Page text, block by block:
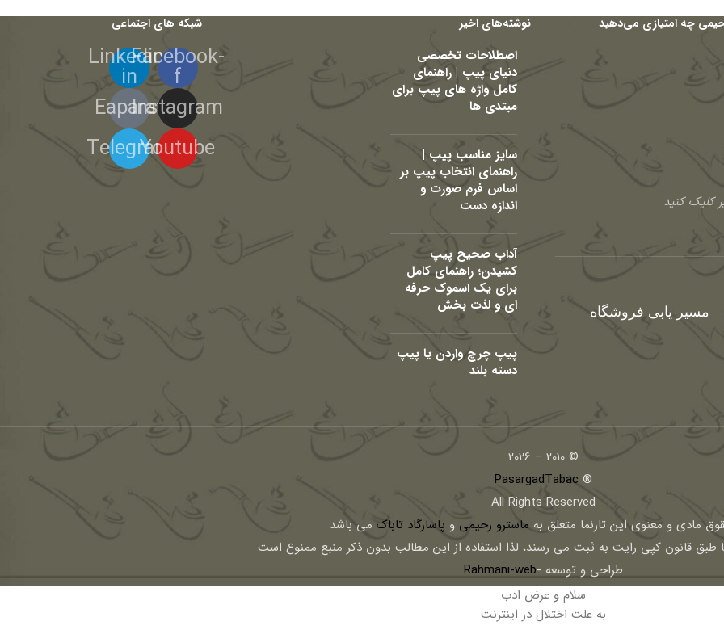
چه امتیازی می‌دهید
کلیک کنید
مسیر یابی فروشگاه
نوشته‌های اخیر
اصطلاحات تخصصی
دنیای پیپ | راهنمای
کامل واژه های پیپ برای
مبتدی ها
سایز مناسب پیپ |
راهنمای انتخاب پیپ بر
اساس فرم صورت و
اندازه دست
آداب صحیح پیپ
کشیدن؛ راهنمای کامل
برای یک اسموک حرفه
ای و لذت بخش
پیپ چرچ واردن یا پیپ
دسته بلند
شبکه های اجتماعی
Facebook-
f
Linkedin-
in
Instagram
Eaparat
Youtube
Telegram
© 2010 – 2026
®
PasargadTabac
All Rights Reserved
مادی و معنوی اين تارنما متعلق به ماسترو رحیمی و پاسارگاد تاباک می باشد
طبق قانون کپی رایت به ثبت می رسند، لذا استفاده از این مطالب بدون ذکر منبع ممنوع است
طراحی و توسعه -Rahmani-web
سلام و عرض ادب
به علت اختلال در اینترنت